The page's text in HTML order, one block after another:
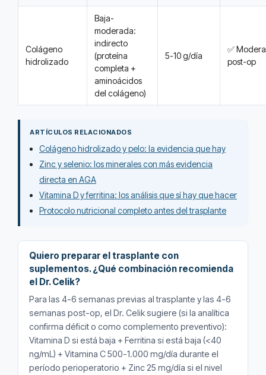
Colágeno
hidrolizado
Baja-
moderada:
indirecto
(proteína
completa +
aminoácidos
del colágeno)
5-10 g/día
✅
post-op
ARTÍCULOS RELACIONADOS
Colágeno hidrolizado y pelo: la evidencia que hay
Zinc y selenio: los minerales con más evidencia
directa en AGA
Vitamina D y ferritina: los análisis que sí hay que hacer
Protocolo nutricional completo antes del trasplante
Quiero preparar el trasplante con
suplementos. ¿Qué combinación recomienda
el Dr. Celik?
Para las 4-6 semanas previas al trasplante y las 4-6
semanas post-op, el Dr. Celik sugiere (si la analítica
confirma déficit o como complemento preventivo):
Vitamina D si está baja + Ferritina si está baja (<40
ng/mL) + Vitamina C 500-1.000 mg/día durante el
período perioperatorio + Zinc 25 mg/día si el nivel